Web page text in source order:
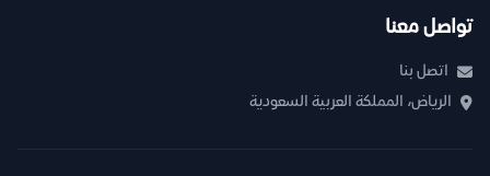
تواصل معنا
اتصل بنا
الرياض، المملكة العربية السعودية